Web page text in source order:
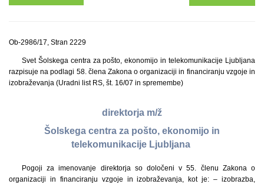
Ob-2986/17, Stran 2229
Svet Šolskega centra za pošto, ekonomijo in telekomunikacije Ljubljana
razpisuje na podlagi 58. člena Zakona o organizaciji in financiranju vzgoje in
izobraževanja (Uradni list RS, št. 16/07 in spremembe)
direktorja m/ž
Šolskega centra za pošto, ekonomijo in
telekomunikacije Ljubljana
Pogoji za imenovanje direktorja so določeni v 55. členu Zakona o
organizaciji in financiranju vzgoje in izobraževanja, kot je: – izobrazba,